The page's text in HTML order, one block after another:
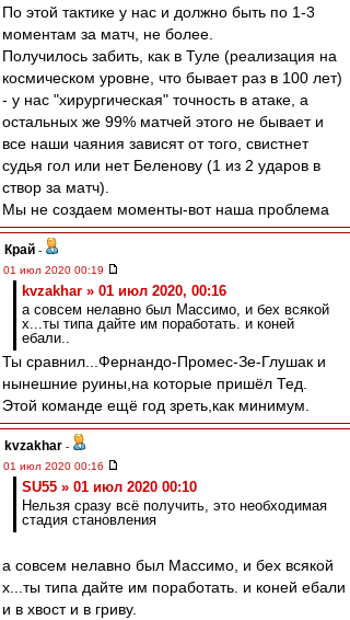
По этой тактике у нас и должно быть по 1-3
моментам за матч, не более.
Получилось забить, как в Туле (реализация на
космическом уровне, что бывает раз в 100 лет)
- у нас "хирургическая" точность в атаке, а
остальных же 99% матчей этого не бывает и
все наши чаяния зависят от того, свистнет
судья гол или нет Беленову (1 из 2 ударов в
створ за матч).
Мы не создаем моменты-вот наша проблема
Край -
01 июл 2020 00:19
kvzakhar » 01 июл 2020, 00:16
а совсем нелавно был Массимо, и бех всякой
х...ты типа дайте им поработать. и коней
ебали..
Ты сравнил...Фернандо-Промес-Зе-Глушак и
нынешние руины,на которые пришёл Тед.
Этой команде ещё год зреть,как минимум.
kvzakhar -
01 июл 2020 00:16
SU55 » 01 июл 2020 00:10
Нельзя сразу всë получить, это необходимая
стадия становления
а совсем нелавно был Массимо, и бех всякой
х...ты типа дайте им поработать. и коней ебали
и в хвост и в гриву.